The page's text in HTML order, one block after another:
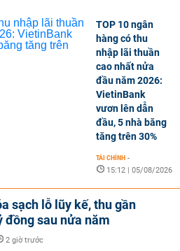
TOP 10 ngân
hàng có thu
nhập lãi thuần
cao nhất nửa
đầu năm 2026:
VietinBank
vươn lên dẫn
đầu, 5 nhà băng
tăng trên 30%
TÀI CHÍNH -
15:12 | 05/08/2026
sạch lỗ lũy kế, thu gần
đồng sau nửa năm
2 giờ trước